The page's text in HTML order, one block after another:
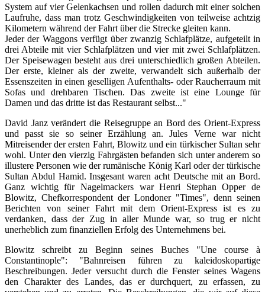
System auf vier Gelenkachsen und rollen dadurch mit einer solchen
Laufruhe, dass man trotz Geschwindigkeiten von teilweise achtzig
Kilometern während der Fahrt über die Strecke gleiten kann.
Jeder der Waggons verfügt über zwanzig Schlafplätze, aufgeteilt in
drei Abteile mit vier Schlafplätzen und vier mit zwei Schlafplätzen.
Der Speisewagen besteht aus drei unterschiedlich großen Abteilen.
Der erste, kleiner als der zweite, verwandelt sich außerhalb der
Essenszeiten in einen geselligen Aufenthalts- oder Raucherraum mit
Sofas und drehbaren Tischen. Das zweite ist eine Lounge für
Damen und das dritte ist das Restaurant selbst..."
David Janz verändert die Reisegruppe an Bord des Orient-Express
und passt sie so seiner Erzählung an. Jules Verne war nicht
Mitreisender der ersten Fahrt, Blowitz und ein türkischer Sultan sehr
wohl. Unter den vierzig Fahrgästen befanden sich unter anderem so
illustere Personen wie der rumänische König Karl oder der türkische
Sultan Abdul Hamid. Insgesant waren acht Deutsche mit an Bord.
Ganz wichtig für Nagelmackers war Henri Stephan Opper de
Blowitz, Chefkorrespondent der Londoner "Times", denn seinen
Berichten von seiner Fahrt mit dem Orient-Express ist es zu
verdanken, dass der Zug in aller Munde war, so trug er nicht
unerheblich zum finanziellen Erfolg des Unternehmens bei.
Blowitz schreibt zu Beginn seines Buches "Une course à
Constantinople": "Bahnreisen führen zu kaleidoskopartige
Beschreibungen. Jeder versucht durch die Fenster seines Wagens
den Charakter des Landes, das er durchquert, zu erfassen, zu